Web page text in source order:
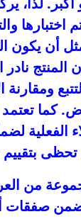
اختبارها
المنتج
كما
الفعلية
تحظى
من
ضمن صفقات